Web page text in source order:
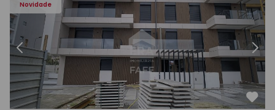
Novidade
Anterior